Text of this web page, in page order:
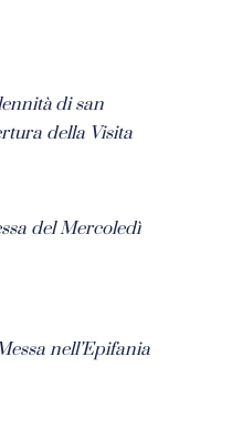
di san
della Visita
del Mercoledì
nell’Epifania